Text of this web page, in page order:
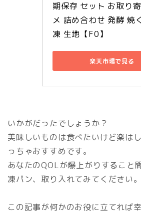
期保存 セット お取り
メ 詰め合わせ 発酵 焼
凍 生地【F0】
楽天市場で見る
いかがだったでしょうか？
美味しいものは食べたいけど楽は
っちゃおすすめです。
あなたのQOLが爆上がりすること
凍パン、取り入れてみてください。
この記事が何かのお役に立てれば幸